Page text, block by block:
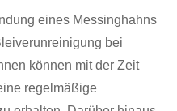
eines Messinghahns
bei
können mit der Zeit
regelmäßige